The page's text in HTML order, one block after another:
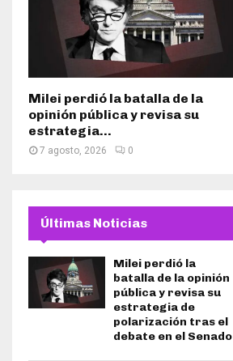
Milei perdió la batalla de la
opinión pública y revisa su
estrategia...
7 agosto, 2026 0
Últimas Noticias
Milei perdió la
batalla de la opinión
pública y revisa su
estrategia de
polarización tras el
debate en el Senado